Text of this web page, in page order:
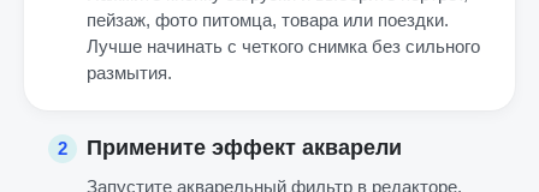
пейзаж, фото питомца, товара или поездки.
Лучше начинать с четкого снимка без сильного
размытия.
2 Примените эффект акварели
Запустите акварельный фильтр в редакторе.